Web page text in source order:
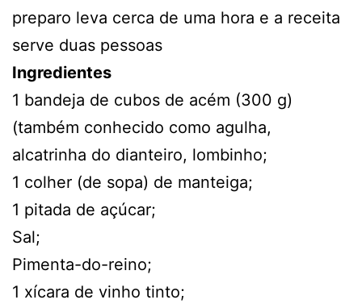
preparo leva cerca de uma hora e a receita
serve duas pessoas
Ingredientes
1 bandeja de cubos de acém (300 g)
(também conhecido como agulha,
alcatrinha do dianteiro, lombinho;
1 colher (de sopa) de manteiga;
1 pitada de açúcar;
Sal;
Pimenta-do-reino;
1 xícara de vinho tinto;